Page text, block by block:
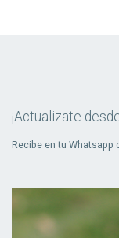
¡Actualizate
Recibe en tu Whatsapp